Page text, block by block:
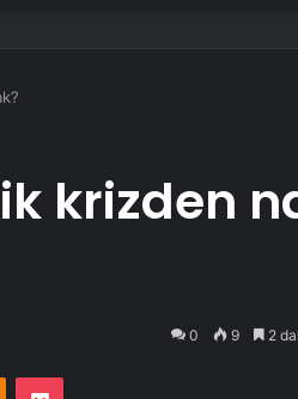
krizden
0 9 2
Odnoklassniki
Pocket